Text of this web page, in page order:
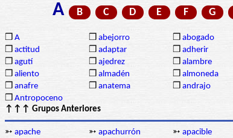
A B C D E F G
❒ A ❒ abejorro ❒ abogado
❒ actitud ❒ adaptar ❒ adherir
❒ agutí ❒ ajedrez ❒ alambre
❒ aliento ❒ almadén ❒ almoneda
❒ anafre ❒ anatema ❒ andrajo
❒ Antropoceno
↑↑↑ Grupos Anteriores
➳ apache ➳ apachurrón ➳ apacible